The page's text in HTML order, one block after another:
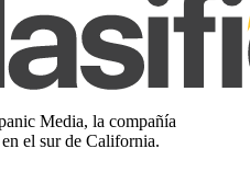
Media, la compañía
el sur de California.